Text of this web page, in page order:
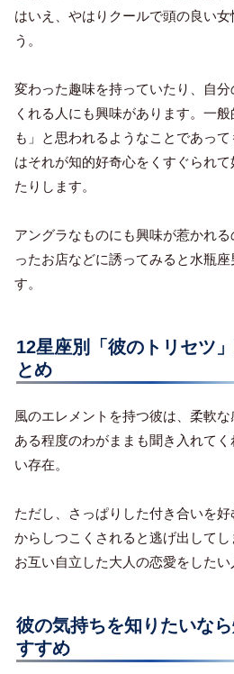
はいえ、やはりクールで頭の良い
う。
変わった趣味を持っていたり、自
くれる人にも興味があります。一
も」と思われるようなことであっ
はそれが知的好奇心をくすぐられ
たりします。
アングラなものにも興味が惹かれ
ったお店などに誘ってみると水瓶
す。
12星座別「彼のトリセツ
とめ
風のエレメントを持つ彼は、柔軟な
ある程度のわがままも聞き入れて
い存在。
ただし、さっぱりした付き合いを
からしつこくされると逃げ出して
お互い自立した大人の恋愛をしたい
彼の気持ちを知りたいな
すすめ